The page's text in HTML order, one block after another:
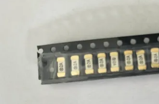
UNE
CITATION